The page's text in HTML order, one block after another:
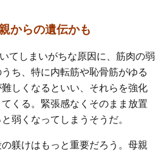
からの遺伝かも
てしまいがちな原因に、筋肉の弱
ち、特に内転筋や恥骨筋がゆる
しくなるといい、それらを強化
くる。緊張感なくそのまま放置
弱くなってしまうそうだ。
躾けはもっと重要だろう。母親